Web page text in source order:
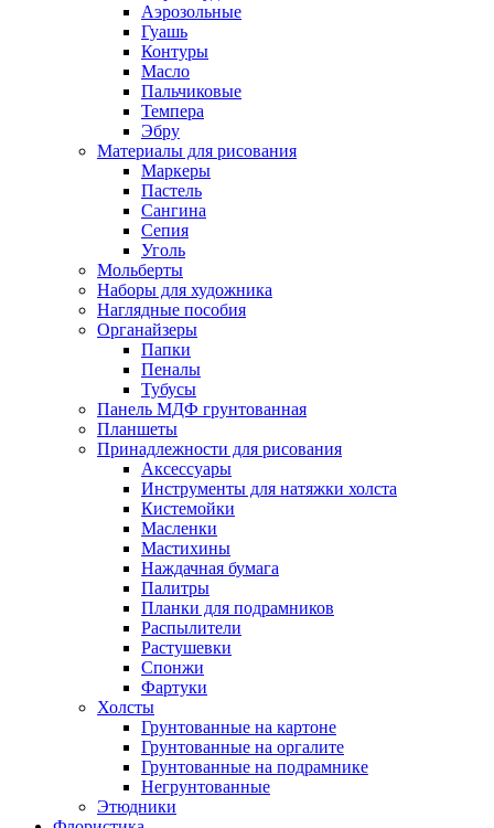
Аэрозольные
Гуашь
Контуры
Масло
Пальчиковые
Темпера
Эбру
Материалы для рисования
Маркеры
Пастель
Сангина
Сепия
Уголь
Мольберты
Наборы для художника
Наглядные пособия
Органайзеры
Папки
Пеналы
Тубусы
Панель МДФ грунтованная
Планшеты
Принадлежности для рисования
Аксессуары
Инструменты для натяжки холста
Кистемойки
Масленки
Мастихины
Наждачная бумага
Палитры
Планки для подрамников
Распылители
Растушевки
Спонжи
Фартуки
Холсты
Грунтованные на картоне
Грунтованные на оргалите
Грунтованные на подрамнике
Негрунтованные
Этюдники